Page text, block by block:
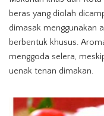
beras yang diolah
dimasak menggunakan
berbentuk khusus.
menggoda selera,
uenak tenan dimakan.